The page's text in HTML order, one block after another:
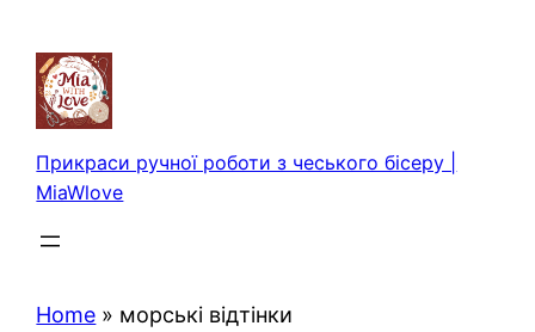
вмісту
Прикраси ручної роботи з чеського бісеру |
MiaWlove
Home » морські відтінки